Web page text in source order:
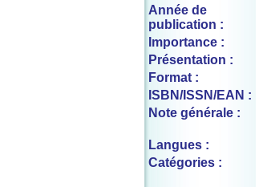
Année de
publication :
Importance :
Présentation :
Format :
ISBN/ISSN/EAN :
Note générale :
Langues :
Catégories :